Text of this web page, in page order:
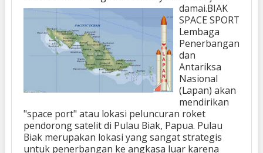
damai.BIAK
SPACE SPORT
Lembaga
Penerbangan
dan
Antariksa
Nasional
(Lapan) akan
mendirikan
"space port" atau lokasi peluncuran roket
pendorong satelit di Pulau Biak, Papua. Pulau
Biak merupakan lokasi yang sangat strategis
untuk penerbangan ke angkasa luar karena